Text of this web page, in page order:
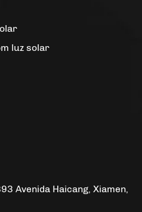
luz solar
Avenida Haicang, Xiamen,